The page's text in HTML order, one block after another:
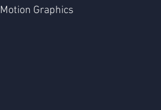
Motion Graphics